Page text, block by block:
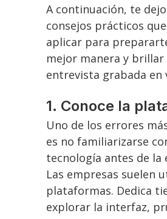
A continuación, te
consejos prácticos
aplicar para
mejor manera y brillar
entrevista grabada en
1. Conoce la
Uno de los errores
es no familiarizarse
tecnología antes de la
Las empresas suelen
plataformas. Dedica
explorar la interfaz,